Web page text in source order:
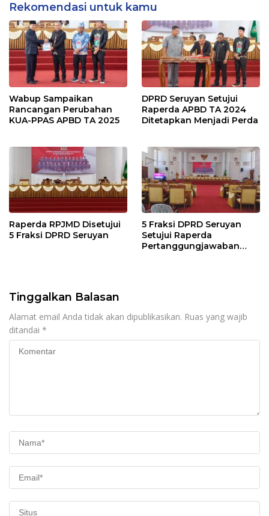
Rekomendasi untuk kamu
Wabup Sampaikan
Rancangan Perubahan
KUA-PPAS APBD TA 2025
DPRD Seruyan Setujui
Raperda APBD TA 2024
Ditetapkan Menjadi Perda
Raperda RPJMD Disetujui
5 Fraksi DPRD Seruyan
5 Fraksi DPRD Seruyan
Setujui Raperda
Pertanggungjawaban
Tinggalkan Balasan
Alamat email Anda tidak akan dipublikasikan. Ruas yang wajib
ditandai *